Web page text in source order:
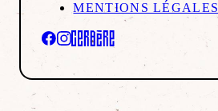
MENTIONS LÉGALES